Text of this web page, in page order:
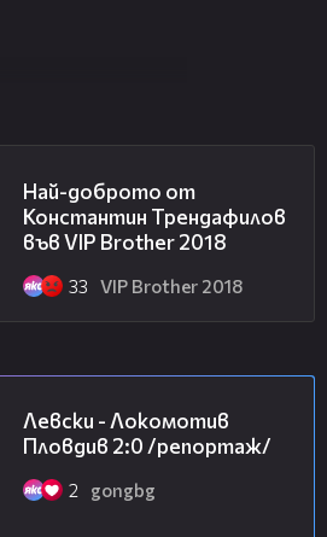
Най-доброто от
Константин Трендафилов
във VIP Brother 2018
33 VIP Brother 2018
Левски - Локомотив
Пловдив 2:0 /репортаж/
2 gongbg